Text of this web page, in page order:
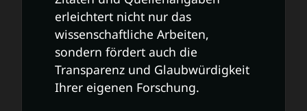
erleichtert nicht nur das
wissenschaftliche Arbeiten,
sondern fördert auch die
Transparenz und Glaubwürdigkeit
Ihrer eigenen Forschung.